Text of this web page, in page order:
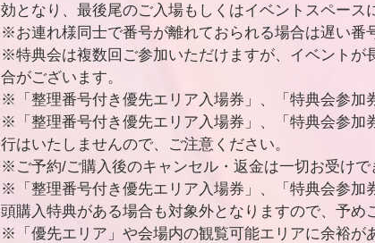
効となり、最後尾のご⼊場もしくはイベントスペース
※お連れ様同⼠で番号が離れておられる場合は遅い番
※特典会は複数回ご参加いただけますが、イベントが
合がございます。
※「整理番号付き優先エリア入場券」、「特典会参加
※「整理番号付き優先エリア入場券」、「特典会参加
⾏はいたしませんので、ご注意ください。
※ご予約/ご購入後のキャンセル・返⾦は⼀切お受けで
※「整理番号付き優先エリア入場券」、「特典会参加
頭購入特典がある場合も対象外となりますので、予め
※「優先エリア」や会場内の観覧可能エリアに余裕が